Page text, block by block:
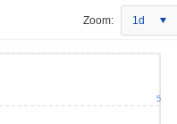
Zoom: 1d
5